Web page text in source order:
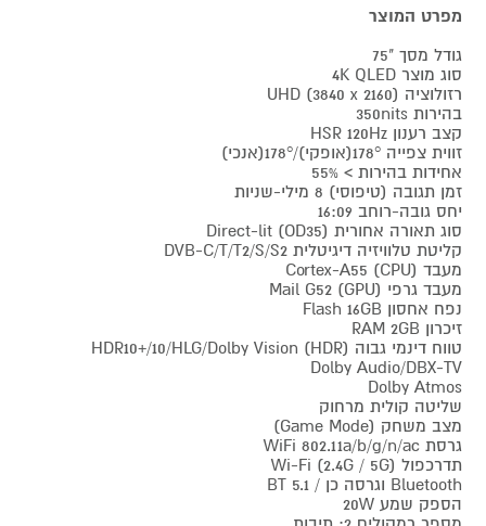
מפרט המוצר
גודל מסך "75
סוג מוצר 4K QLED
רזולוציה UHD (3840 x 2160)
בהירות 350nits
קצב רענון HSR 120Hz
זווית צפייה 178°(אופקי)/178°(אנכי)
אחידות בהירות > 55%
זמן תגובה (טיפוסי) 8 מילי-שניות
יחס גובה-רוחב 16:09
סוג תאורה אחורית Direct-lit (OD35)
קליטת טלוויזיה דיגיטלית DVB-C/T/T2/S/S2
מעבד (CPU) Cortex-A55
מעבד גרפי (GPU) Mail G52
נפח אחסון Flash 16GB
זיכרון RAM 2GB
טווח דינמי גבוה (HDR) HDR10+/10/HLG/Dolby Vision
Dolby Audio/DBX-TV
Dolby Atmos
שליטה קולית מרחוק
מצב משחק (Game Mode)
גרסת WiFi 802.11a/b/g/n/ac
תדרכפול (2.4G / 5G) Wi-Fi
Bluetooth וגרסה כן / BT 5.1
הספק שמע 20W